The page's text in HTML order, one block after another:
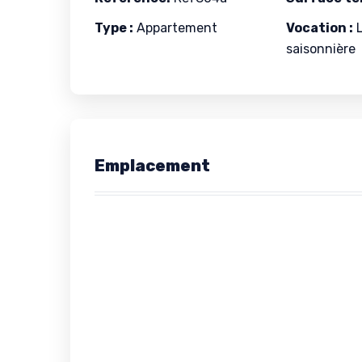
Type : Appartement Vocation :
saisonnière
Emplacement